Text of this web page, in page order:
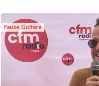
Pause Guitare